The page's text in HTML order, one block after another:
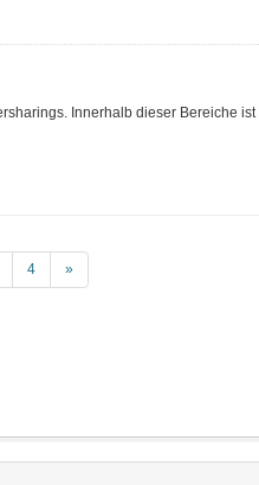
Innerhalb dieser Bereiche
4 »